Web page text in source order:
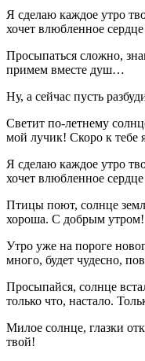
Я сделаю каждое утро
хочет влюбленное
Просыпаться сложно,
примем вместе душ…
Ну, а сейчас пусть
Светит по-летнему
мой лучик! Скоро к тебе
Я сделаю каждое утро
хочет влюбленное
Птицы поют, солнце
хороша. С добрым утром!
Утро уже на пороге
много, будет чудесно,
Просыпайся, солнце
только что, настало.
Милое солнце, глазки
твой!